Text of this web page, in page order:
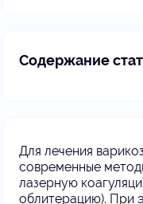
Содержание
Для лечения
современные
лазерную
облитерацию). При